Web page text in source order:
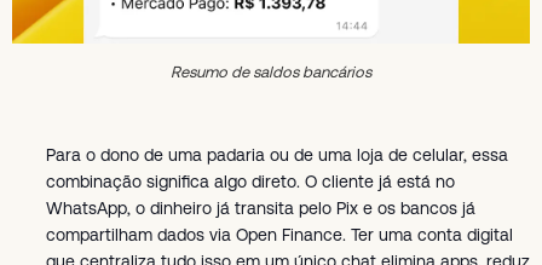
Resumo de saldos bancários
Para o dono de uma padaria ou de uma loja de celular, essa
combinação significa algo direto. O cliente já está no
WhatsApp, o dinheiro já transita pelo Pix e os bancos já
compartilham dados via Open Finance. Ter uma conta digital